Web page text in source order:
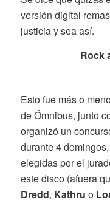
versión digital
justicia y sea así.
Rock
Esto fue más o
de Ómnibus, junto
organizó un
durante 4
elegidas por el
este disco (afuera
Dredd, Kathru o